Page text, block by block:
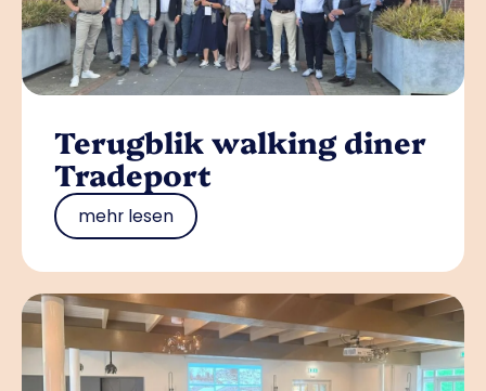
Terugblik walking diner
Tradeport
mehr lesen